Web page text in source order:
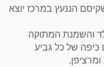
כ-25 דקות, עד שקיסם הננעץ במרכז יוצא
והשמנת המתוקה
טובלים כיפה של כל גביע